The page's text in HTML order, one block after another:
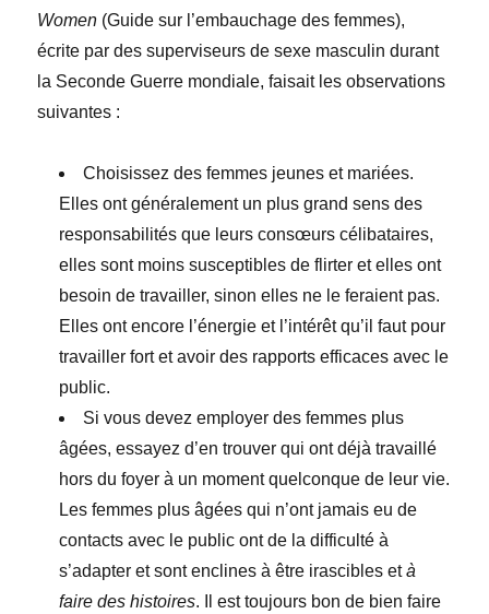
Women (Guide sur l’embauchage des femmes),
écrite par des superviseurs de sexe masculin durant
la Seconde Guerre mondiale, faisait les observations
suivantes :
Choisissez des femmes jeunes et mariées.
Elles ont généralement un plus grand sens des
responsabilités que leurs consœurs célibataires,
elles sont moins susceptibles de flirter et elles ont
besoin de travailler, sinon elles ne le feraient pas.
Elles ont encore l’énergie et l’intérêt qu’il faut pour
travailler fort et avoir des rapports efficaces avec le
public.
Si vous devez employer des femmes plus
âgées, essayez d’en trouver qui ont déjà travaillé
hors du foyer à un moment quelconque de leur vie.
Les femmes plus âgées qui n’ont jamais eu de
contacts avec le public ont de la difficulté à
s’adapter et sont enclines à être irascibles età
faire des histoires. Il est toujours bon de bien faire